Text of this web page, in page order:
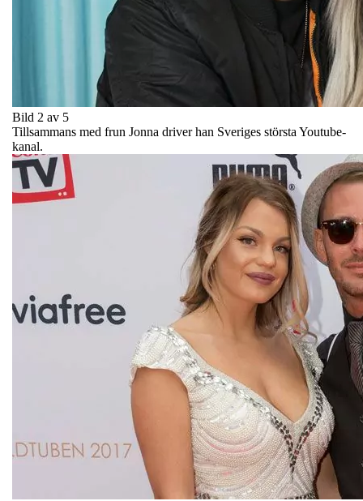
Bild 2 av 5
Tillsammans med frun Jonna driver han Sveriges största Youtube-
kanal.